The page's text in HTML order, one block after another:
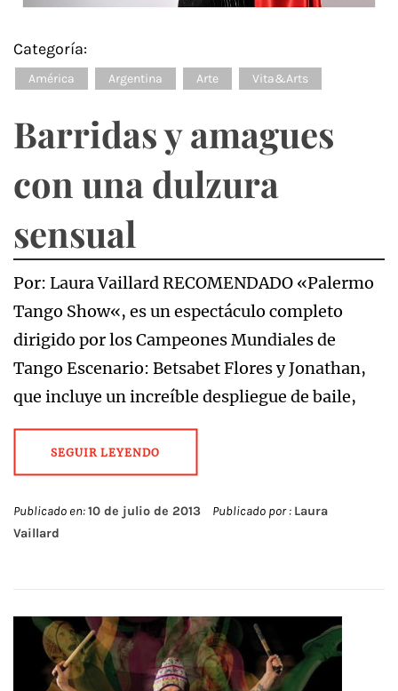
Categoría:
América Argentina Arte Vita&Arts
Barridas y amagues
con una dulzura
sensual
Por: Laura Vaillard RECOMENDADO «Palermo
Tango Show«, es un espectáculo completo
dirigido por los Campeones Mundiales de
Tango Escenario: Betsabet Flores y Jonathan,
que incluye un increíble despliegue de baile,
SEGUIR LEYENDO
Publicado en:10 de julio de 2013 Publicado por : Laura
Vaillard